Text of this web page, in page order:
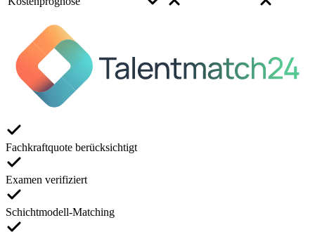
Fachkraftquote berücksichtigt
Examen verifiziert
Schichtmodell-Matching